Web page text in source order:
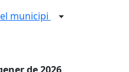
municipi